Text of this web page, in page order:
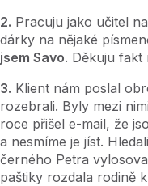
2. Pracuju jako učitel
dárky na nějaké
jsem Savo. Děkuju
3. Klient nám poslal
rozebrali. Byly mezi
roce přišel e-mail, že
a nesmíme je jíst.
černého Petra
paštiky rozdala rodině